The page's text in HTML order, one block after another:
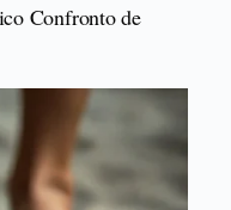
Confronto de